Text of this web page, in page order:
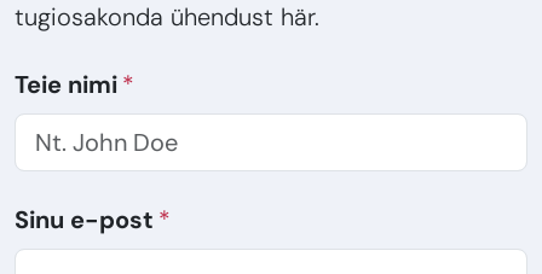
tugiosakonda ühendust här.
Teie nimi
Sinu e-post